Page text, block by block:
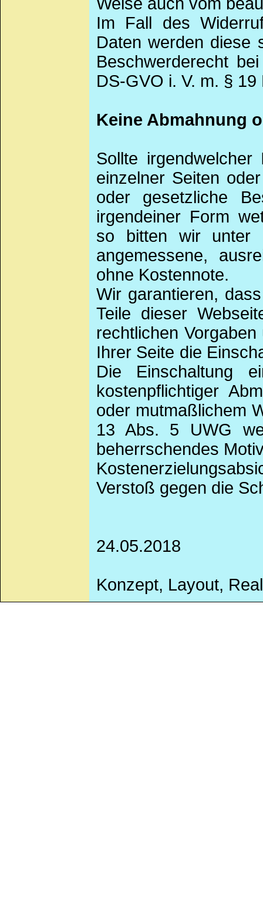
Im Fall des
Daten werden diese
Beschwerderecht
DS-GVO i. V. m. §
Keine Abmahnung
Sollte
einzelner Seiten
oder gesetzliche
irgendeiner Form
so bitten wir
angemessene,
ohne Kostennote.
Wir garantieren,
Teile dieser
rechtlichen
Ihrer Seite die
Die Einschaltung
kostenpflichtiger
oder mutmaßlichem
13 Abs. 5 UWG
beherrschendes
Verstoß gegen die
24.05.2018
Konzept, Layout,